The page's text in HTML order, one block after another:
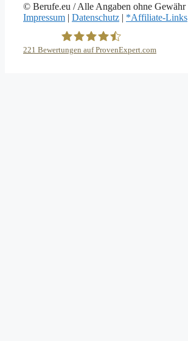
© Berufe.eu / Alle Angaben ohne Gewähr
Impressum | Datenschutz | *Affiliate-Links
221 Bewertungen auf ProvenExpert.com